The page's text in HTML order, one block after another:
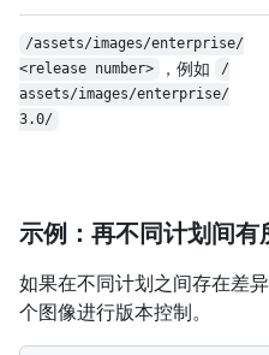
/assets/images/enterprise/
<release number>
，例如
/
assets/images/enterprise/
3.0/
示例：再不同计划间有
如果在不同计划之间存在差
个图像进行版本控制。